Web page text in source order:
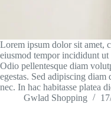
Lorem ipsum dolor sit amet,
eiusmod tempor incididunt
Odio pellentesque diam
egestas. Sed adipiscing
nec. In hac habitasse platea
Gwlad Shopping